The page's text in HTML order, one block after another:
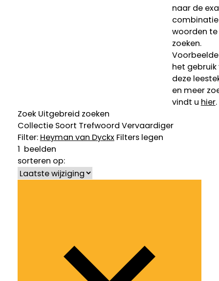
naar de
woorden te
zoeken.
het gebruik
deze
en meer
vindt u hier.
Zoek Uitgebreid zoeken
Collectie Soort Trefwoord Vervaardiger
Filter: Heyman van Dyckx Filters legen
1 beelden
sorteren op: